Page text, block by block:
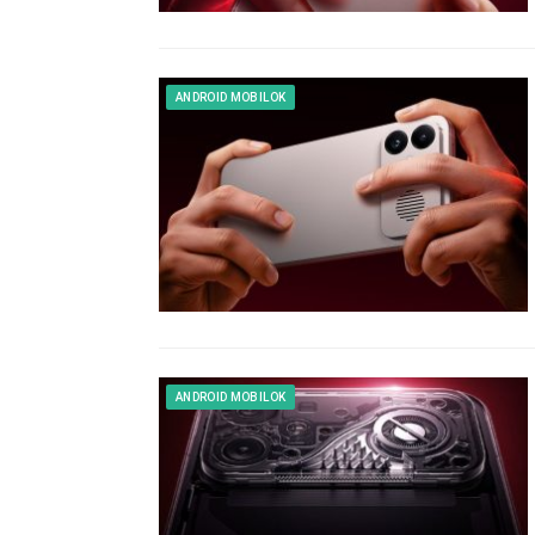
ANDROID MOBILOK
ANDROID MOBILOK